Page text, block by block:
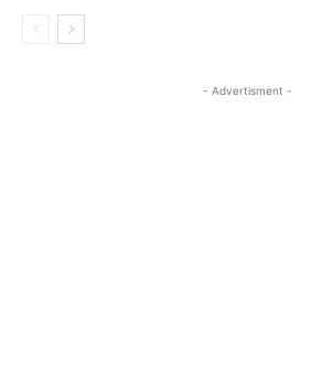
- Advertisment -